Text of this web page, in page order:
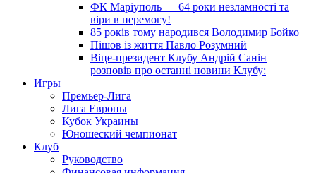
ФК Маріуполь — 64 роки незламності та
віри в перемогу!
85 років тому народився Володимир Бойко
Пішов із життя Павло Розумний
Віце-президент Клубу Андрій Санін
розповів про останні новини Клубу:
Игры
Премьер-Лига
Лига Европы
Кубок Украины
Юношеский чемпионат
Клуб
Руководство